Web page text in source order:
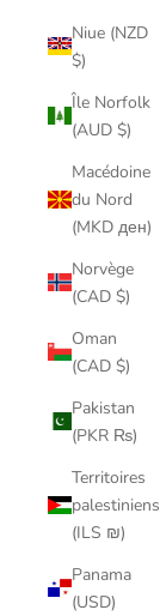
Niue (NZD
$)
Île Norfolk
(AUD $)
Macédoine
du Nord
(MKD ден)
Norvège
(CAD $)
Oman
(CAD $)
Pakistan
(PKR ₨)
Territoires
palestiniens
(ILS ₪)
Panama
(USD)